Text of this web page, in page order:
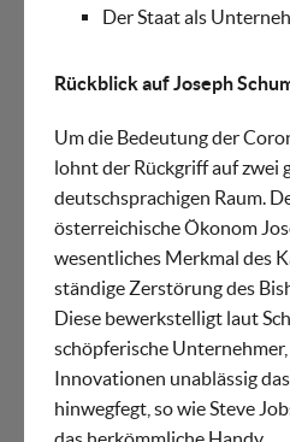
Der Staat als
Rückblick auf Joseph
Um die Bedeutung der
lohnt der Rückgriff auf zwei
deutschsprachigen Raum.
österreichische Ökonom
wesentliches Merkmal des
ständige Zerstörung des
Diese bewerkstelligt laut
schöpferische
Innovationen unablässig
hinwegfegt, so wie Steve